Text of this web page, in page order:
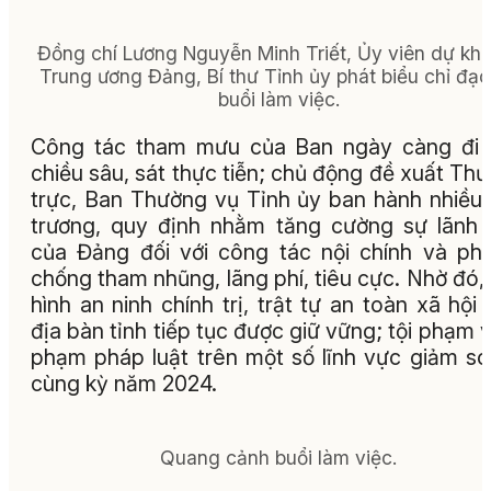
Đồng chí Lương Nguyễn Minh Triết, Ủy viên dự
Trung ương Đảng, Bí thư Tỉnh ủy phát biểu chỉ
buổi làm việc.
Công tác tham mưu của Ban ngày càng đi
chiều sâu, sát thực tiễn; chủ động đề xuất
trực, Ban Thường vụ Tỉnh ủy ban hành nhiều
trương, quy định nhằm tăng cường sự lãnh
của Đảng đối với công tác nội chính và
chống tham nhũng, lãng phí, tiêu cực. Nhờ đó,
hình an ninh chính trị, trật tự an toàn xã hội
địa bàn tỉnh tiếp tục được giữ vững; tội phạm
phạm pháp luật trên một số lĩnh vực giảm
cùng kỳ năm 2024.
Quang cảnh buổi làm việc.